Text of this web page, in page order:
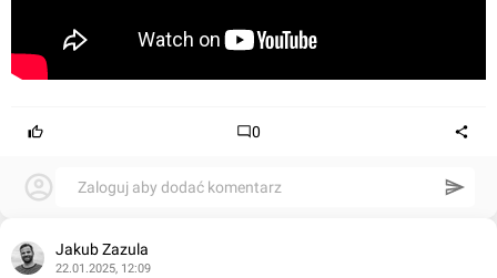
0
Zaloguj aby dodać komentarz
Jakub Zazula
22.01.2025, 12:09